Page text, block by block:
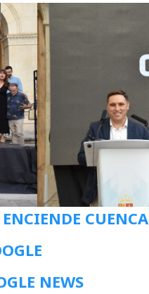
CUENCA
NEWS